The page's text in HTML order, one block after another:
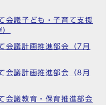
会議子ども・子育て支援
会議計画推進部会（7月
会議計画推進部会（8月
会議教育・保育推進部会